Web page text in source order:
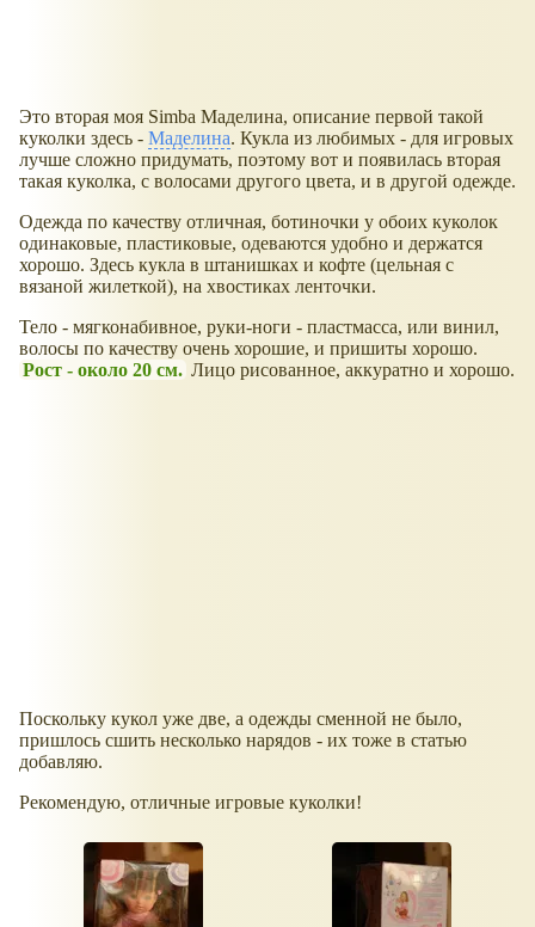
Это вторая моя Simba Маделина, описание первой такой
куколки здесь - Маделина. Кукла из любимых - для игровых
лучше сложно придумать, поэтому вот и появилась вторая
такая куколка, с волосами другого цвета, и в другой одежде.
Одежда по качеству отличная, ботиночки у обоих куколок
одинаковые, пластиковые, одеваются удобно и держатся
хорошо. Здесь кукла в штанишках и кофте (цельная с
вязаной жилеткой), на хвостиках ленточки.
Тело - мягконабивное, руки-ноги - пластмасса, или винил,
волосы по качеству очень хорошие, и пришиты хорошо.
Рост - около 20 см. Лицо рисованное, аккуратно и хорошо.
Поскольку кукол уже две, а одежды сменной не было,
пришлось сшить несколько нарядов - их тоже в статью
добавляю.
Рекомендую, отличные игровые куколки!